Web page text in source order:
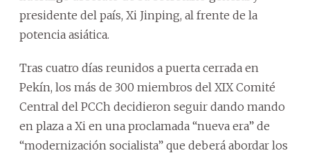
presidente del país, Xi Jinping, al frente de la
potencia asiática.
Tras cuatro días reunidos a puerta cerrada en
Pekín, los más de 300 miembros del XIX Comité
Central del PCCh decidieron seguir dando mando
en plaza a Xi en una proclamada “nueva era” de
“modernización socialista” que deberá abordar los